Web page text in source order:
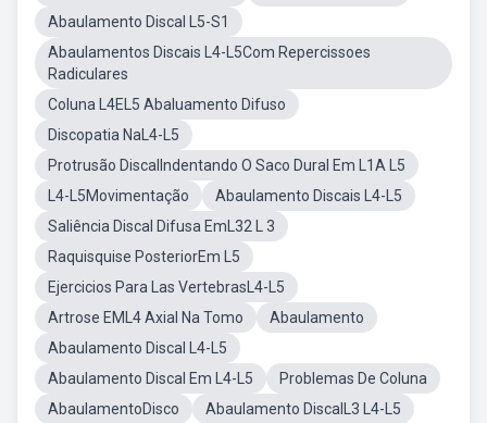
Abaulamento Discal L5-S1
Abaulamentos Discais L4-L5Com Repercissoes
Radiculares
Coluna L4EL5 Abaluamento Difuso
Discopatia NaL4-L5
Protrusão DiscalIndentando O Saco Dural Em L1A L5
L4-L5Movimentação
Abaulamento Discais L4-L5
Saliência Discal Difusa EmL32 L 3
Raquisquise PosteriorEm L5
Ejercicios Para Las VertebrasL4-L5
Artrose EML4 Axial Na Tomo
Abaulamento
Abaulamento Discal L4-L5
Abaulamento Discal Em L4-L5
Problemas De Coluna
AbaulamentoDisco
Abaulamento DiscalL3 L4-L5